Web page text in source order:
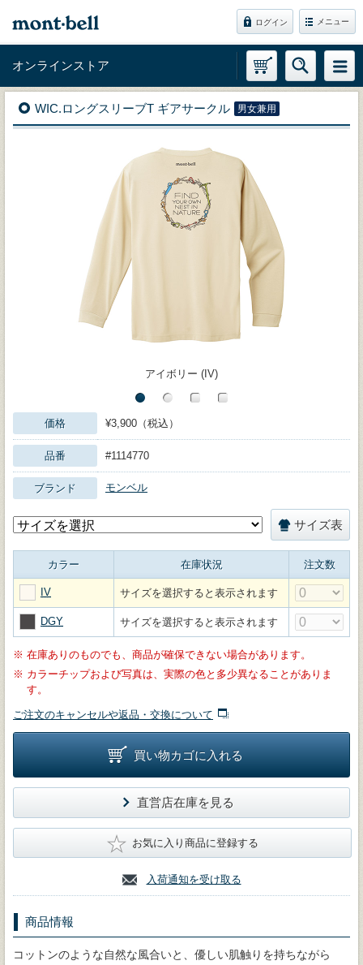
ログイン メニュー
オンラインストア
WIC.ロングスリーブT ギアサークル 男女兼用
アイボリー (IV)
価格 ¥3,900（税込）
品番 #1114770
ブランド モンベル
サイズ表
カラー 在庫状況 注文数
IV サイズを選択すると表示されます
DGY サイズを選択すると表示されます
※ 在庫ありのものでも、商品が確保できない場合があります。
※ カラーチップおよび写真は、実際の色と多少異なることがありま
す。
ご注文のキャンセルや返品・交換について
買い物カゴに入れる
直営店在庫を見る
★ お気に入り商品に登録する
入荷通知を受け取る
商品情報
コットンのような自然な風合いと、優しい肌触りを持ちながら